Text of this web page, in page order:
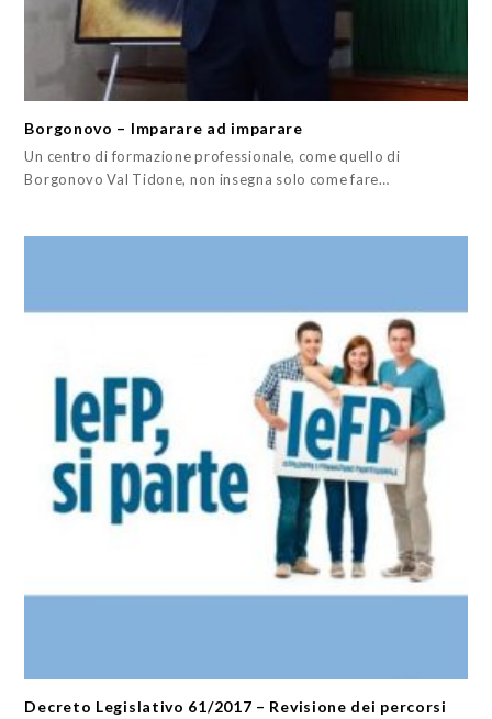
Borgonovo – Imparare ad imparare
Un centro di formazione professionale, come quello di
Borgonovo Val Tidone, non insegna solo come fare…
Decreto Legislativo 61/2017 – Revisione dei percorsi